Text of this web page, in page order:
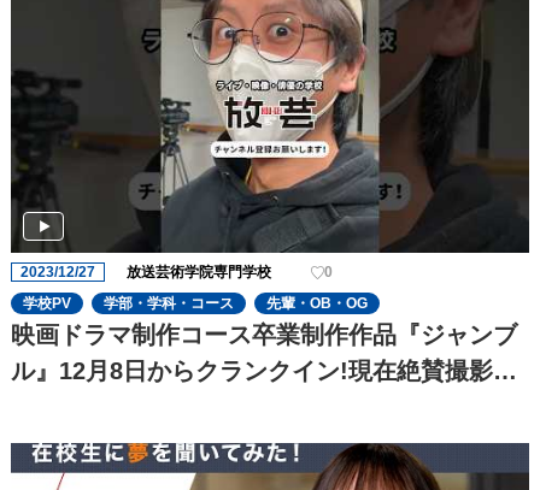
2023/12/27 放送芸術学院専門学校
0
学校PV
学部・学科・コース 先輩・OB・OG
映画ドラマ制作コース卒業制作作品『ジャンブ
ル』12月8日からクランクイン!現在絶賛撮影